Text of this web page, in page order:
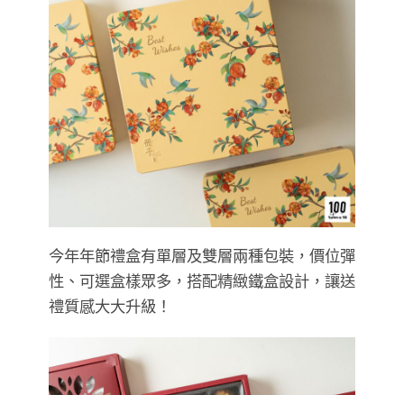
今年年節禮盒有單層及雙層兩種包裝，價位彈
性、可選盒樣眾多，搭配精緻鐵盒設計，讓送
禮質感大大升級！